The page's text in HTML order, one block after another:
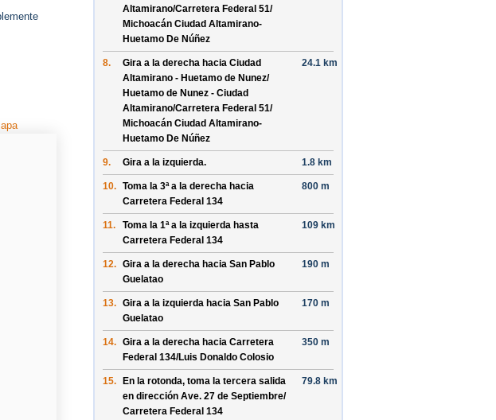
Altamirano/Carretera Federal 51/
Michoacán Ciudad Altamirano-
Huetamo De Núñez
8. Gira a la derecha hacia Ciudad
Altamirano - Huetamo de Nunez/
Huetamo de Nunez - Ciudad
Altamirano/Carretera Federal 51/
Michoacán Ciudad Altamirano-
Huetamo De Núñez
24.1 km
9. Gira a la izquierda. 1.8 km
10. Toma la 3ª a la derecha hacia
Carretera Federal 134
800 m
11.
Toma la 1ª a la izquierda hasta
Carretera Federal 134
109 km
12. Gira a la derecha hacia San Pablo
Guelatao
190 m
13. Gira a la izquierda hacia San Pablo
Guelatao
170 m
14. Gira a la derecha hacia Carretera
Federal 134/Luis Donaldo Colosio
350 m
15. En la rotonda, toma la tercera salida
en dirección Ave. 27 de Septiembre/
Carretera Federal 134
79.8 km